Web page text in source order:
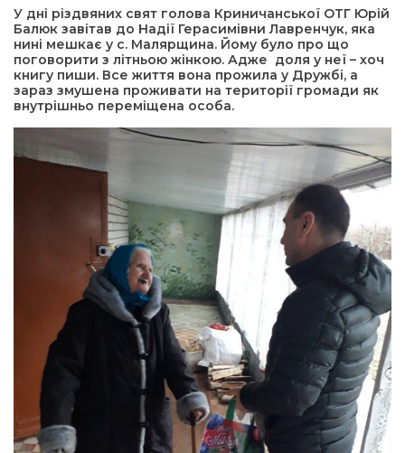
редактора
Відповідаємо
У дні різдвяних свят голова Криничанської ОТГ Юрій
Балюк завітав до Надії Герасимівни Лавренчук, яка
нині мешкає у с. Малярщина. Йому було про що
поговорити з літньою жінкою. Адже доля у неї – хоч
книгу пиши. Все життя вона прожила у Дружбі, а
зараз змушена проживати на території громади як
внутрішньо переміщена особа.